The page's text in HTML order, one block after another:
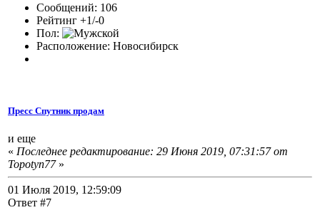
Сообщений: 106
Рейтинг +1/-0
Пол:
Расположение: Новосибирск
Пресс Спутник продам
и еще
« Последнее редактирование: 29 Июня 2019, 07:31:57 от
Topotyn77»
01 Июля 2019, 12:59:09
Ответ #7